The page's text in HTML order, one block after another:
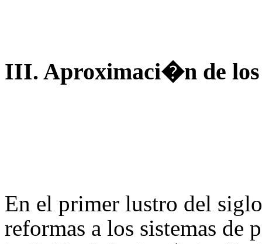
III. Aproximaci�n de los
En el primer lustro del
reformas a los sistemas